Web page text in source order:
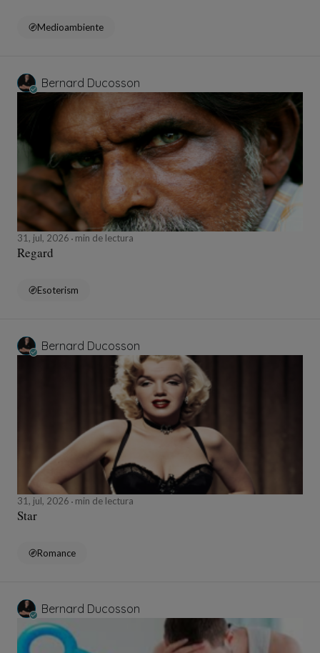
Medioambiente
Bernard Ducosson
31, jul, 2026 min de lectura
Regard
Esoterism
Bernard Ducosson
31, jul, 2026 min de lectura
Star
Romance
Bernard Ducosson